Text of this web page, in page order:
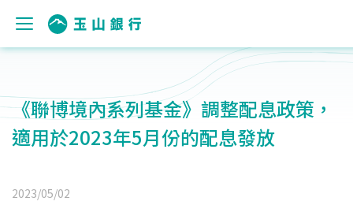
《聯博境內系列基金》調整配息政策，
適用於2023年5月份的配息發放
2023/05/02